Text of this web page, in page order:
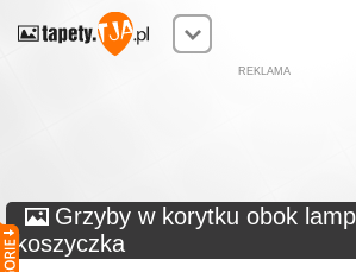
REKLAMA
Grzyby w korytku obok
koszyczka